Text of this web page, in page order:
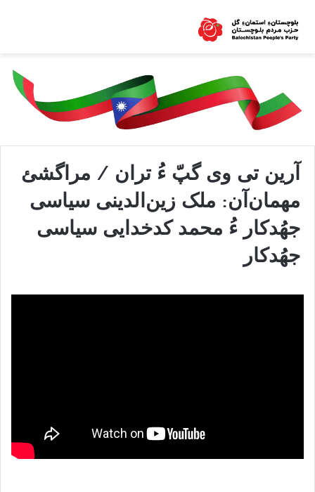
آرین تی وی گپّ ءُ تران / مراگشئ
مهمان‌آن: ملک زین‌الدینی سیاسی
جهُدکار ءُ محمد کدخدایی سیاسی
جهُدکار